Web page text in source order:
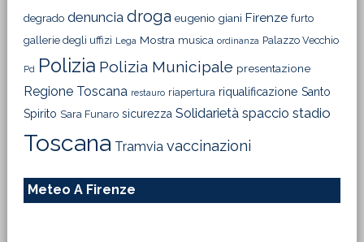
degrado denuncia droga eugenio giani Firenze furto
gallerie degli uffizi Lega Mostra musica ordinanza Palazzo Vecchio
Pd Polizia Polizia Municipale presentazione
Regione Toscana restauro riapertura riqualificazione Santo
Spirito Sara Funaro sicurezza Solidarietà spaccio stadio
Toscana Tramvia vaccinazioni
Meteo A Firenze